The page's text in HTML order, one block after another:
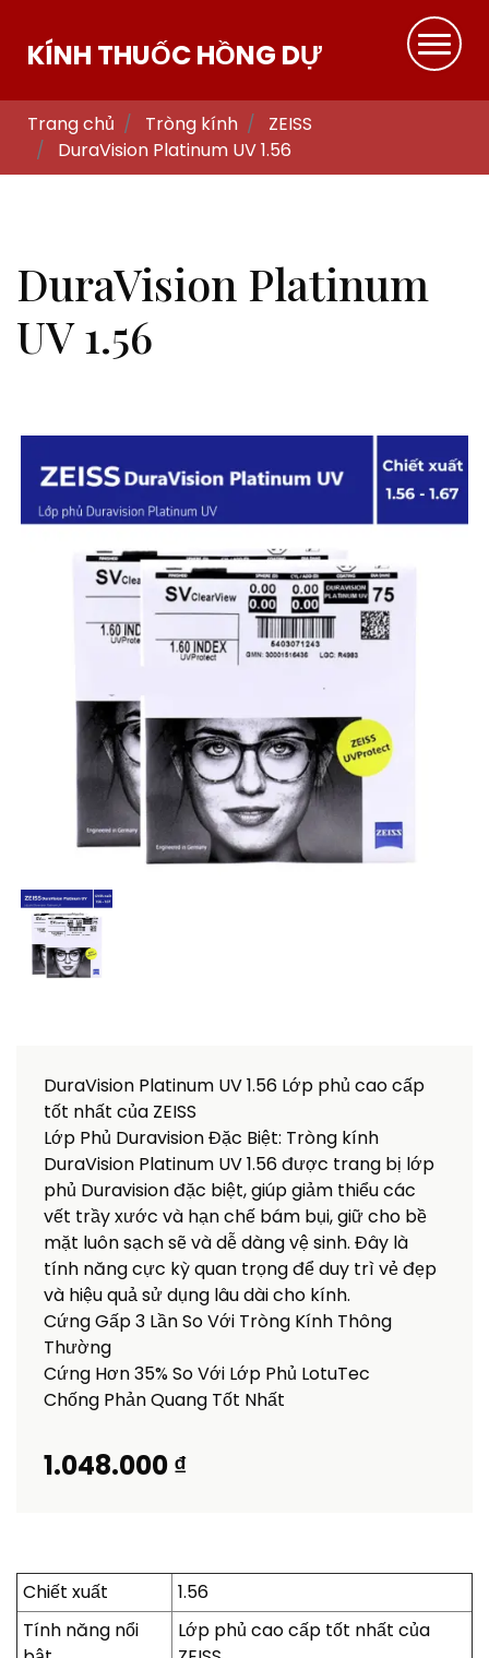
KÍNH THUỐC HỒNG DỰ
Trang chủ Tròng kính
ZEISS
DuraVision Platinum UV 1.56
DuraVision Platinum
UV 1.56
DuraVision Platinum UV 1.56 Lớp phủ cao cấp
tốt nhất của ZEISS
Lớp Phủ Duravision Đặc Biệt: Tròng kính
DuraVision Platinum UV 1.56 được trang bị lớp
phủ Duravision đặc biệt, giúp giảm thiểu các
vết trầy xước và hạn chế bám bụi, giữ cho bề
mặt luôn sạch sẽ và dễ dàng vệ sinh. Đây là
tính năng cực kỳ quan trọng để duy trì vẻ đẹp
và hiệu quả sử dụng lâu dài cho kính.
Cứng Gấp 3 Lần So Với Tròng Kính Thông
Thường
Cứng Hơn 35% So Với Lớp Phủ LotuTec
Chống Phản Quang Tốt Nhất
1.048.000 ₫
Chiết xuất
1.56
Tính năng nổi
Lớp phủ cao cấp tốt nhất của